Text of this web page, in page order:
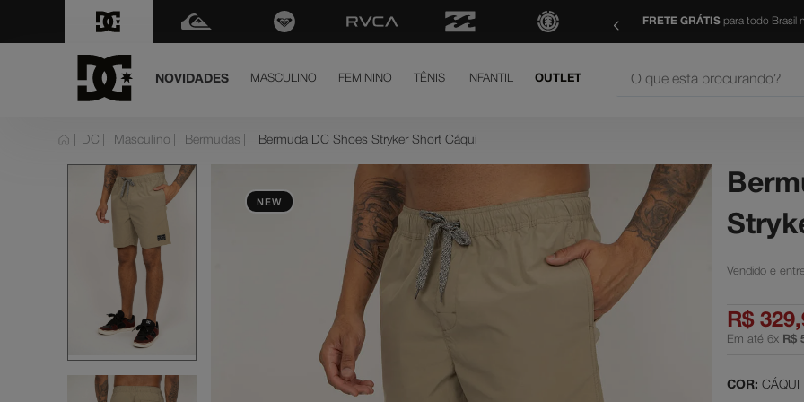
FRETE GRÁTIS para todo Brasil nas compras acima de R$ 499 | Consulte as Regras Parcele suas
NOVIDADES MASCULINO FEMININO TÊNIS INFANTIL OUTLET
DC Masculino Bermudas Bermuda DC Shoes Stryker Short Cáqui
NEW
R$ 329,
Em até 6x R$
COR: CÁQUI
termos mais buscados
1º dc court graffik
º tenis
3º high
4º slayer
dc shoes
º
7º
8º mochila